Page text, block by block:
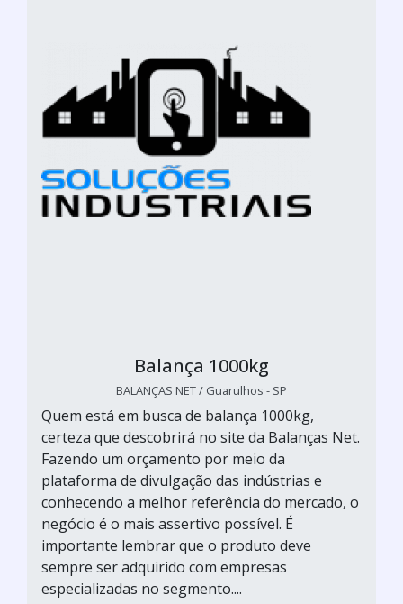
Balança 1000kg
BALANÇAS NET / Guarulhos - SP
Quem está em busca de balança 1000kg,
certeza que descobrirá no site da Balanças Net.
Fazendo um orçamento por meio da
plataforma de divulgação das indústrias e
conhecendo a melhor referência do mercado, o
negócio é o mais assertivo possível. É
importante lembrar que o produto deve
sempre ser adquirido com empresas
especializadas no segmento....